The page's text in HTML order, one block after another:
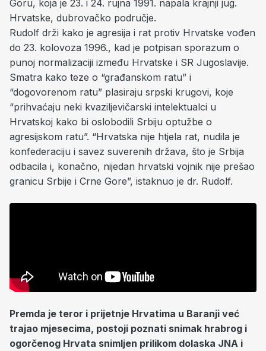
Goru, koja je 23. i 24. rujna 1991. napala krajnji jug.
Hrvatske, dubrovačko područje.
Rudolf drži kako je agresija i rat protiv Hrvatske vođen
do 23. kolovoza 1996., kad je potpisan sporazum o
punoj normalizaciji između Hrvatske i SR Jugoslavije.
Smatra kako teze o “građanskom ratu” i
“dogovorenom ratu” plasiraju srpski krugovi, koje
“prihvaćaju neki kvaziljevičarski intelektualci u
Hrvatskoj kako bi oslobodili Srbiju optužbe o
agresijskom ratu”. “Hrvatska nije htjela rat, nudila je
konfederaciju i savez suverenih država, što je Srbija
odbacila i, konačno, nijedan hrvatski vojnik nije prešao
granicu Srbije i Crne Gore”, istaknuo je dr. Rudolf.
Premda je teror i prijetnje Hrvatima u Baranji već
trajao mjesecima, postoji poznati snimak hrabrog i
ogorčenog Hrvata snimljen prilikom dolaska JNA i